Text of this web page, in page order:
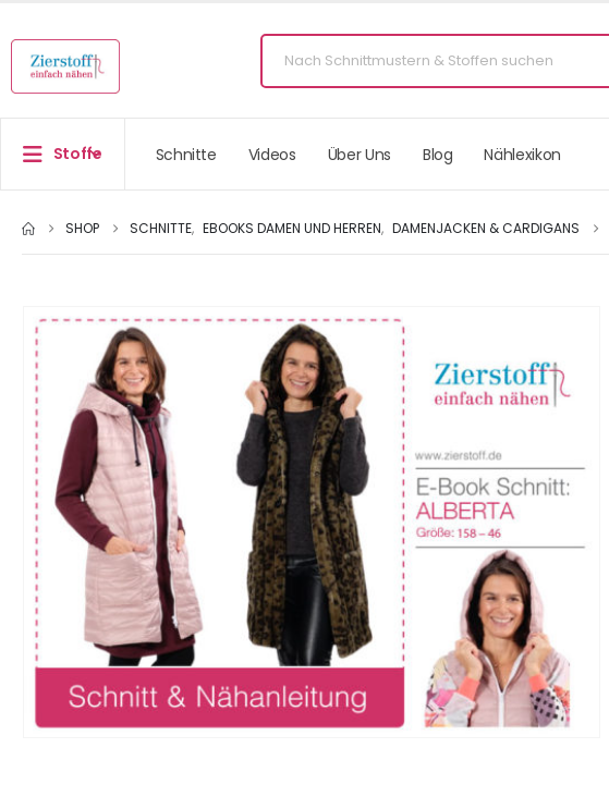
Stoffe Schnitte Videos Über Uns Blog Nählexikon
SHOP SCHNITTE, EBOOKS DAMEN UND HERREN, DAMENJACKEN & CARDIGANS